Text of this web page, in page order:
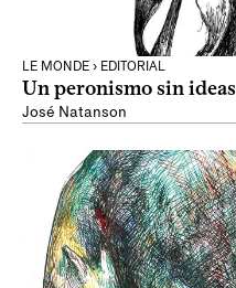
LE MONDE › EDITORIAL
Un peronismo sin ideas
José Natanson